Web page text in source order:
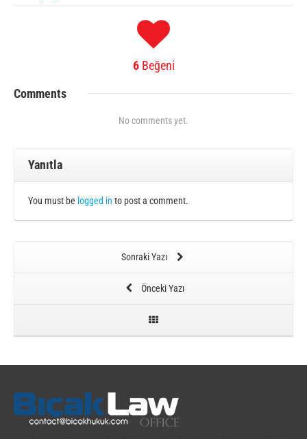
6Beğeni
Comments
No comments yet.
Yanıtla
You must be logged in to post a comment.
Sonraki Yazı
Önceki Yazı